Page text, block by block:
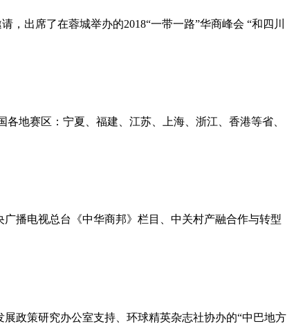
出席了在蓉城举办的2018“一带一路”华商峰会 “和四川
地赛区：宁夏、福建、江苏、上海、浙江、香港等省、
播电视总台《中华商邦》栏目、中关村产融合作与转型
政策研究办公室支持、环球精英杂志社协办的“中巴地方